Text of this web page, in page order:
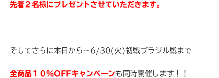
先着２名様にプレゼントさせていただきます。
そしてさらに本日から～6/30(火)初戦ブラジル戦まで
全商品１０％OFFキャンペーンも同時開催します！！